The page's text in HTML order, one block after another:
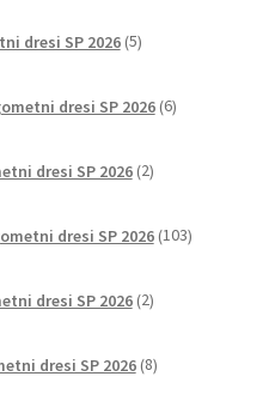
dresi SP 2026 5izdelkov
dresi SP 2026 6izdelkov
dresi SP 2026 2izdelka
dresi SP 2026 103izdelki
dresi SP 2026 2izdelka
dresi SP 2026 8izdelkov